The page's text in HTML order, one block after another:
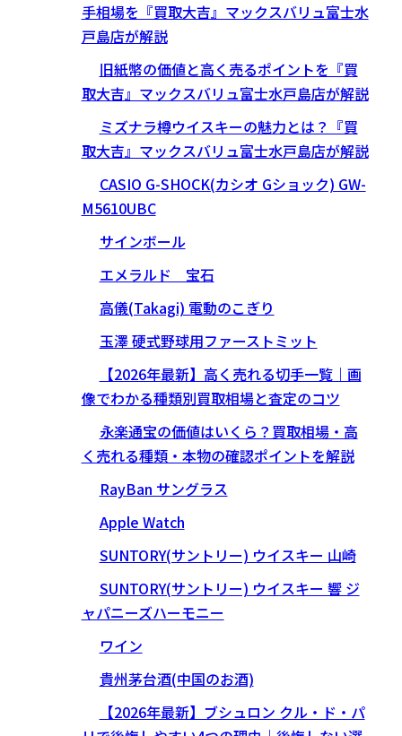
手相場を『買取大吉』マックスバリュ富士水
戸島店が解説
旧紙幣の価値と高く売るポイントを『買
取大吉』マックスバリュ富士水戸島店が解説
ミズナラ樽ウイスキーの魅力とは？『買
取大吉』マックスバリュ富士水戸島店が解説
CASIO G-SHOCK(カシオ Gショック) GW-
M5610UBC
サインボール
エメラルド 宝石
高儀(Takagi) 電動のこぎり
玉澤 硬式野球用ファーストミット
【2026年最新】高く売れる切手一覧｜画
像でわかる種類別買取相場と査定のコツ
永楽通宝の価値はいくら？買取相場・高
く売れる種類・本物の確認ポイントを解説
RayBan サングラス
Apple Watch
SUNTORY(サントリー) ウイスキー 山崎
SUNTORY(サントリー) ウイスキー 響 ジ
ャパニーズハーモニー
ワイン
貴州茅台酒(中国のお酒)
【2026年最新】ブシュロン クル・ド・パ